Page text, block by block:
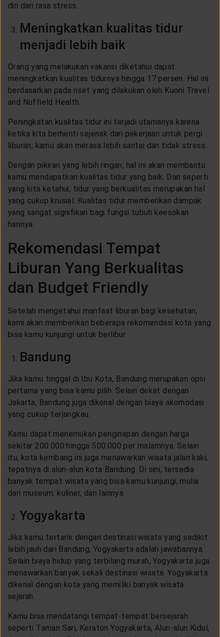
diri dari rasa stress.
Meningkatkan kualitas tidur
menjadi lebih baik
Orang yang melakukan vakansi diketahui dapat
meningkatkan kualitas tidurnya hingga 17 persen. Hal ini
berdasarkan pada riset yang dilakukan oleh Kuoni Travel
and Nuffield Health.
Peningkatan kualitas tidur ini terjadi utamanya karena
ketika kita berhenti sejenak dari pekerjaan untuk pergi
liburan, kamu akan merasa lebih santai dan tidak stress.
Dengan pikiran yang lebih ringan, hal ini akan membantu
kamu mendapatkan kualitas tidur yang baik. Dan seperti
yang kita ketahui, tidur yang berkualitas merupakan hal
yang cukup krusial. Kualitas tidur memberikan dampak
yang sangat signifikan bagi fungsi tubuh keesokan
harinya.
Rekomendasi Tempat
Liburan Yang Berkualitas
dan Budget Friendly
Setelah mengetahui manfaat liburan bagi kesehatan,
kami akan memberikan beberapa rekomendasi kota yang
bisa kamu kunjungi untuk berlibur.
Bandung
Jika kamu tinggal di Ibu Kota, Bandung merupakan opsi
pertama yang bisa kamu pilih. Selain dekat dengan
Jakarta, Bandung juga dikenal dengan biaya akomodasi
yang cukup terjangkau.
Kamu dapat menemukan penginapan dengan harga
sekitar 200.000 hingga 500.000 per malamnya. Selain
itu, kota kembang ini juga menawarkan wisata jalan kaki,
tepatnya di alun-alun kota Bandung. Di sini, tersedia
banyak tempat wisata yang bisa kamu kunjungi, mulai
dari museum, kuliner, dan lainnya.
Yogyakarta
Jika kamu tertarik dengan destinasi wisata yang sedikit
lebih jauh dari Bandung, Yogyakarta adalah jawabannya.
Selain biaya hidup yang terbilang murah, Yogyakarta juga
menawarkan banyak sekali destinasi wisata. Yogyakarta
dikenal dengan kota yang memiliki banyak wisata
sejarah.
Kamu bisa mendatangi tempat-tempat bersejarah
seperti Taman Sari, Keraton Yogyakarta, Alun-alun Kidul,